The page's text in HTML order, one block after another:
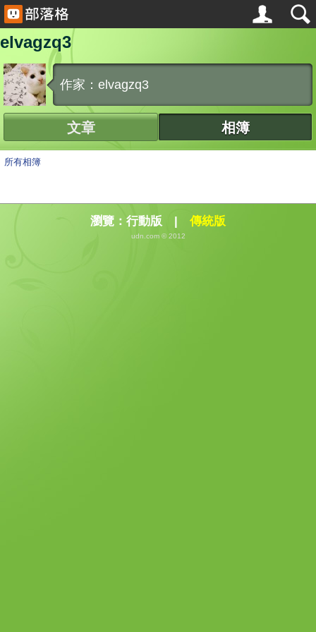
elvagzq3
作家：elvagzq3
文章 相簿
所有相簿
瀏覽： 行動版 | 傳統版
udn.com © 2012